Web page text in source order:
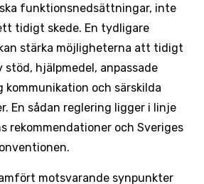
funktionsnedsättningar, inte
tidigt skede. En tydligare
stärka möjligheterna att tidigt
stöd, hjälpmedel, anpassade
kommunikation och särskilda
En sådan reglering ligger i linje
rekommendationer och Sveriges
motsvarande synpunkter